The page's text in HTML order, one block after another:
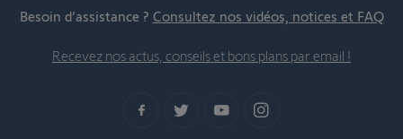
Besoin d’assistance ? Consultez nos vidéos, notices et FAQ
Recevez nos actus, conseils et bons plans par email !